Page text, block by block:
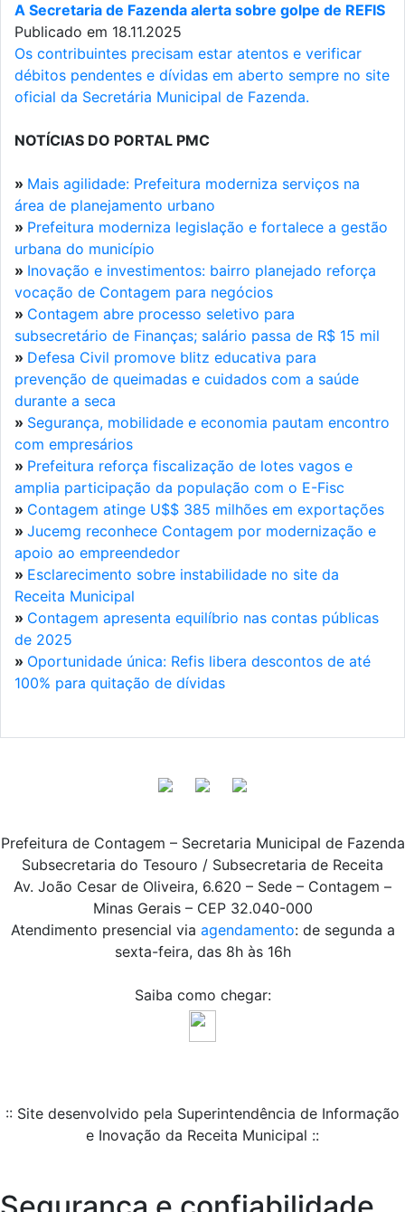
A Secretaria de Fazenda alerta sobre golpe de REFIS
Publicado em 18.11.2025
Os contribuintes precisam estar atentos e verificar
débitos pendentes e dívidas em aberto sempre no site
oficial da Secretária Municipal de Fazenda.
NOTÍCIAS DO PORTAL PMC
» Mais agilidade: Prefeitura moderniza serviços na
área de planejamento urbano
» Prefeitura moderniza legislação e fortalece a gestão
urbana do município
» Inovação e investimentos: bairro planejado reforça
vocação de Contagem para negócios
» Contagem abre processo seletivo para
subsecretário de Finanças; salário passa de R$ 15 mil
» Defesa Civil promove blitz educativa para
prevenção de queimadas e cuidados com a saúde
durante a seca
» Segurança, mobilidade e economia pautam encontro
com empresários
» Prefeitura reforça fiscalização de lotes vagos e
amplia participação da população com o E-Fisc
» Contagem atinge U$$ 385 milhões em exportações
» Jucemg reconhece Contagem por modernização e
apoio ao empreendedor
» Esclarecimento sobre instabilidade no site da
Receita Municipal
» Contagem apresenta equilíbrio nas contas públicas
de 2025
» Oportunidade única: Refis libera descontos de até
100% para quitação de dívidas
Prefeitura de Contagem – Secretaria Municipal de Fazenda
Subsecretaria do Tesouro / Subsecretaria de Receita
Av. João Cesar de Oliveira, 6.620 – Sede – Contagem –
Minas Gerais – CEP 32.040-000
Atendimento presencial via agendamento: de segunda a
sexta-feira, das 8h às 16h
Saiba como chegar:
:: Site desenvolvido pela Superintendência de Informação
e Inovação da Receita Municipal ::